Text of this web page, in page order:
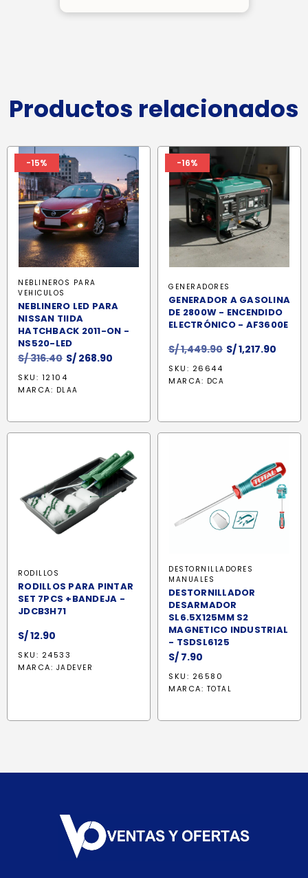
Productos relacionados
-15%
NEBLINEROS PARA
VEHICULOS
NEBLINERO LED PARA
NISSAN TIIDA
HATCHBACK 2011-ON -
NS520-LED
S/316.40 El
original
S/ 268.90
SKU: 12104
MARCA: DLAA
-16%
GENERADORES
GENERADOR A GASOLINA
DE 2800W - ENCENDIDO
ELECTRÓNICO - AF3600E
S/1,449.90 El
S/1,217.90
SKU: 26644
MARCA: DCA
RODILLOS
RODILLOS PARA PINTAR
SET 7PCS +BANDEJA -
JDCB3H71
S/12.90
SKU: 24533
MARCA: JADEVER
DESTORNILLADORES
MANUALES
DESTORNILLADOR
DESARMADOR
SL6.5X125MM S2
MAGNETICO INDUSTRIAL
- TSDSL6125
S/ 7.90
SKU: 26580
MARCA: TOTAL